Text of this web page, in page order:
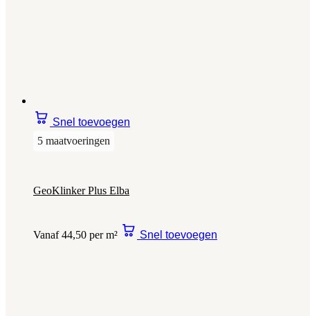
Snel toevoegen
5 maatvoeringen
GeoKlinker Plus Elba
Vanaf 44,50 per m² Snel toevoegen